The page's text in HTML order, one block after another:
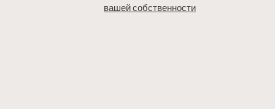
вашей собственности